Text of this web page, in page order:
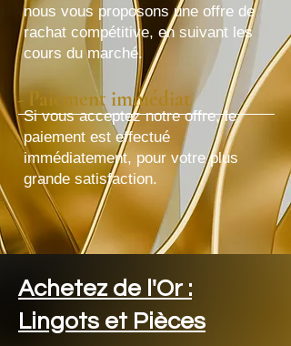
nous vous proposons une offre de
rachat compétitive, en suivant les
cours du marché.
Si vous acceptez notre offre, le
paiement est effectué
immédiatement, pour votre plus
grande satisfaction.
- Paiement immédiat
Achetez de l'Or :
Lingots et Pièces